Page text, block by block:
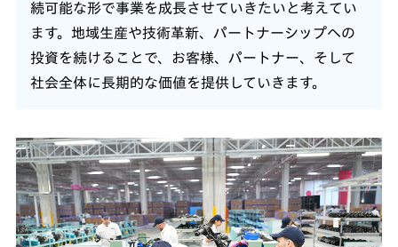
続可能な形で事業を成長させていきたいと考えてい
ます。地域生産や技術革新、パートナーシップへの
投資を続けることで、お客様、パートナー、そして
社会全体に長期的な価値を提供していきます。